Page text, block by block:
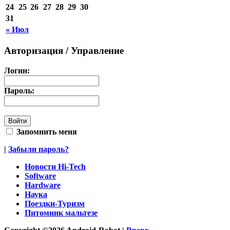
« Июл
24 25 26 27 28 29 30
31
Авторизация / Управление
Логин:
Пароль:
Запомнить меня
| Забыли пароль?
Новости Hi-Tech
Software
Hardware
Наука
Поездки-Туризм
Питомник мальтезе